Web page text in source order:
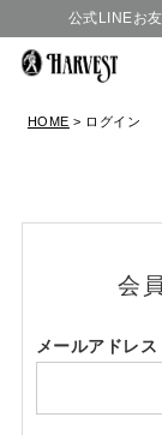
公式LINEお
HOME ログイン
会
メールアドレス